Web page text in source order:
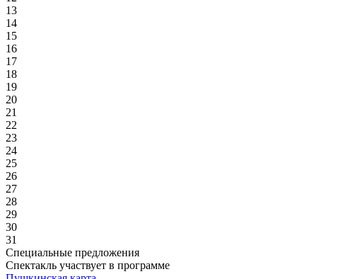
13
14
15
16
17
18
19
20
21
22
23
24
25
26
27
28
29
30
31
Специальные предложения
Спектакль участвует в программе